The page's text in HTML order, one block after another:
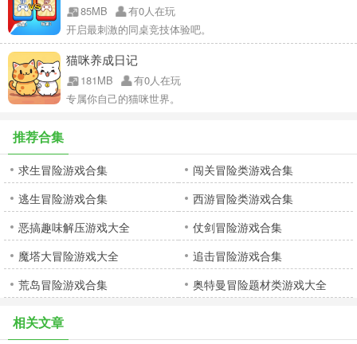
85MB
有0人在玩
开启最刺激的同桌竞技体验吧。
猫咪养成日记
181MB
有0人在玩
专属你自己的猫咪世界。
推荐合集
求生冒险游戏合集
闯关冒险类游戏合集
逃生冒险游戏合集
西游冒险类游戏合集
恶搞趣味解压游戏大全
仗剑冒险游戏合集
魔塔大冒险游戏大全
追击冒险游戏合集
荒岛冒险游戏合集
奥特曼冒险题材类游戏大全
相关文章